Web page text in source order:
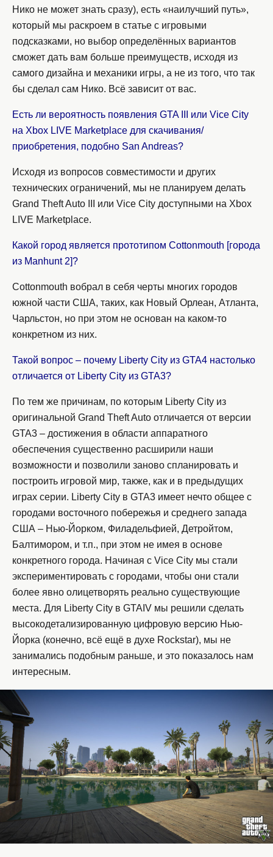
Нико не может знать сразу), есть «наилучший путь»,
который мы раскроем в статье с игровыми
подсказками, но выбор определённых вариантов
сможет дать вам больше преимуществ, исходя из
самого дизайна и механики игры, а не из того, что так
бы сделал сам Нико. Всё зависит от вас.
Есть ли вероятность появления GTA III или Vice City
на Xbox LIVE Marketplace для скачивания/
приобретения, подобно San Andreas?
Исходя из вопросов совместимости и других
технических ограничений, мы не планируем делать
Grand Theft Auto III или Vice City доступными на Xbox
LIVE Marketplace.
Какой город является прототипом Cottonmouth [города
из Manhunt 2]?
Cottonmouth вобрал в себя черты многих городов
южной части США, таких, как Новый Орлеан, Атланта,
Чарльстон, но при этом не основан на каком-то
конкретном из них.
Такой вопрос – почему Liberty City из GTA4 настолько
отличается от Liberty City из GTA3?
По тем же причинам, по которым Liberty City из
оригинальной Grand Theft Auto отличается от версии
GTA3 – достижения в области аппаратного
обеспечения существенно расширили наши
возможности и позволили заново спланировать и
построить игровой мир, также, как и в предыдущих
играх серии. Liberty City в GTA3 имеет нечто общее с
городами восточного побережья и среднего запада
США – Нью-Йорком, Филадельфией, Детройтом,
Балтимором, и т.п., при этом не имея в основе
конкретного города. Начиная с Vice City мы стали
экспериментировать с городами, чтобы они стали
более явно олицетворять реально существующие
места. Для Liberty City в GTAIV мы решили сделать
высокодетализированную цифровую версию Нью-
Йорка (конечно, всё ещё в духе Rockstar), мы не
занимались подобным раньше, и это показалось нам
интересным.